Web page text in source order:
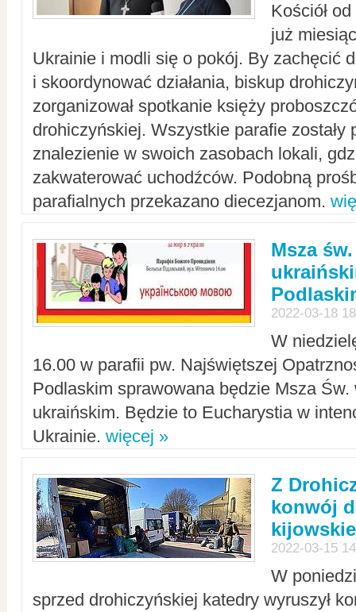
Kościół
już
Ukrainie i modli się o pokój. By zachęcić
i skoordynować działania, biskup
zorganizował spotkanie księży
drohiczyńskiej. Wszystkie parafie zostały
znalezienie w swoich zasobach lokali,
zakwaterować uchodźców. Podobną
parafialnych przekazano diecezjanom.
Msza
2022-03-18
W
16.00 w parafii pw. Najświętszej
Podlaskim sprawowana będzie Msza Św.
ukraińskim. Będzie to Eucharystia w
Ukrainie. więcej »
Z
konwój
2022-03-15
W
sprzed drohiczyńskiej katedry wyruszył